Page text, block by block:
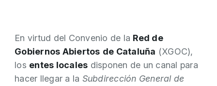
En virtud del Convenio de la Red de
Gobiernos Abiertos de Cataluña (XGOC),
los entes locales disponen de un canal para
hacer llegar a la Subdirección General de